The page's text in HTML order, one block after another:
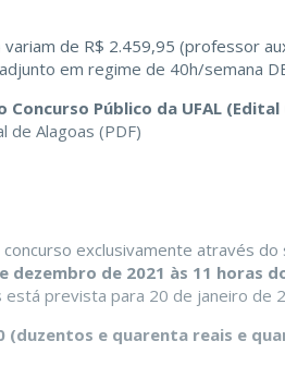
de R$ 2.459,95 (professor
em regime de 40h/semana
Público da UFAL (Edital
exclusivamente através do
dezembro de 2021 às 11 horas
está prevista para 20 de janeiro de
(duzentos e quarenta reais e